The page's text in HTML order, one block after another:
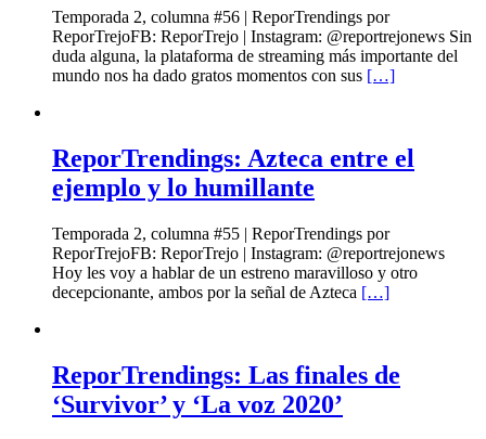
Temporada 2, columna #56 | ReporTrendings por
ReporTrejoFB: ReporTrejo | Instagram: @reportrejonews Sin
duda alguna, la plataforma de streaming más importante del
mundo nos ha dado gratos momentos con sus […]
ReporTrendings: Azteca entre el
ejemplo y lo humillante
Temporada 2, columna #55 | ReporTrendings por
ReporTrejoFB: ReporTrejo | Instagram: @reportrejonews
Hoy les voy a hablar de un estreno maravilloso y otro
decepcionante, ambos por la señal de Azteca […]
ReporTrendings: Las finales de
‘Survivor’ y ‘La voz 2020’